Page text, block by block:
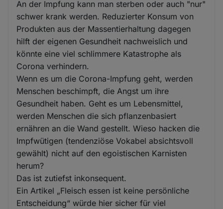
An der Impfung kann man sterben oder auch "nur"
schwer krank werden. Reduzierter Konsum von
Produkten aus der Massentierhaltung dagegen
hilft der eigenen Gesundheit nachweislich und
könnte eine viel schlimmere Katastrophe als
Corona verhindern.
Wenn es um die Corona-Impfung geht, werden
Menschen beschimpft, die Angst um ihre
Gesundheit haben. Geht es um Lebensmittel,
werden Menschen die sich pflanzenbasiert
ernähren an die Wand gestellt. Wieso hacken die
Impfwütigen (tendenziöse Vokabel absichtsvoll
gewählt) nicht auf den egoistischen Karnisten
herum?
Das ist zutiefst inkonsequent.
Ein Artikel „Fleisch essen ist keine persönliche
Entscheidung“ würde hier sicher für viel